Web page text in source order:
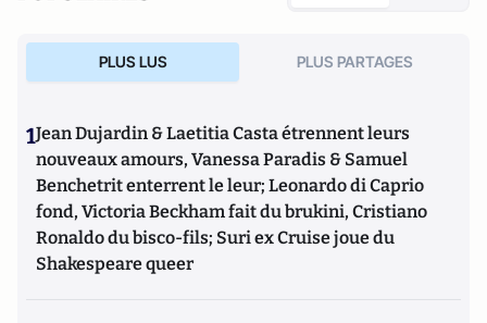
PLUS LUS PLUS PARTAGES
1Jean Dujardin & Laetitia Casta étrennent leurs
nouveaux amours, Vanessa Paradis & Samuel
Benchetrit enterrent le leur; Leonardo di Caprio
fond, Victoria Beckham fait du brukini, Cristiano
Ronaldo du bisco-fils; Suri ex Cruise joue du
Shakespeare queer